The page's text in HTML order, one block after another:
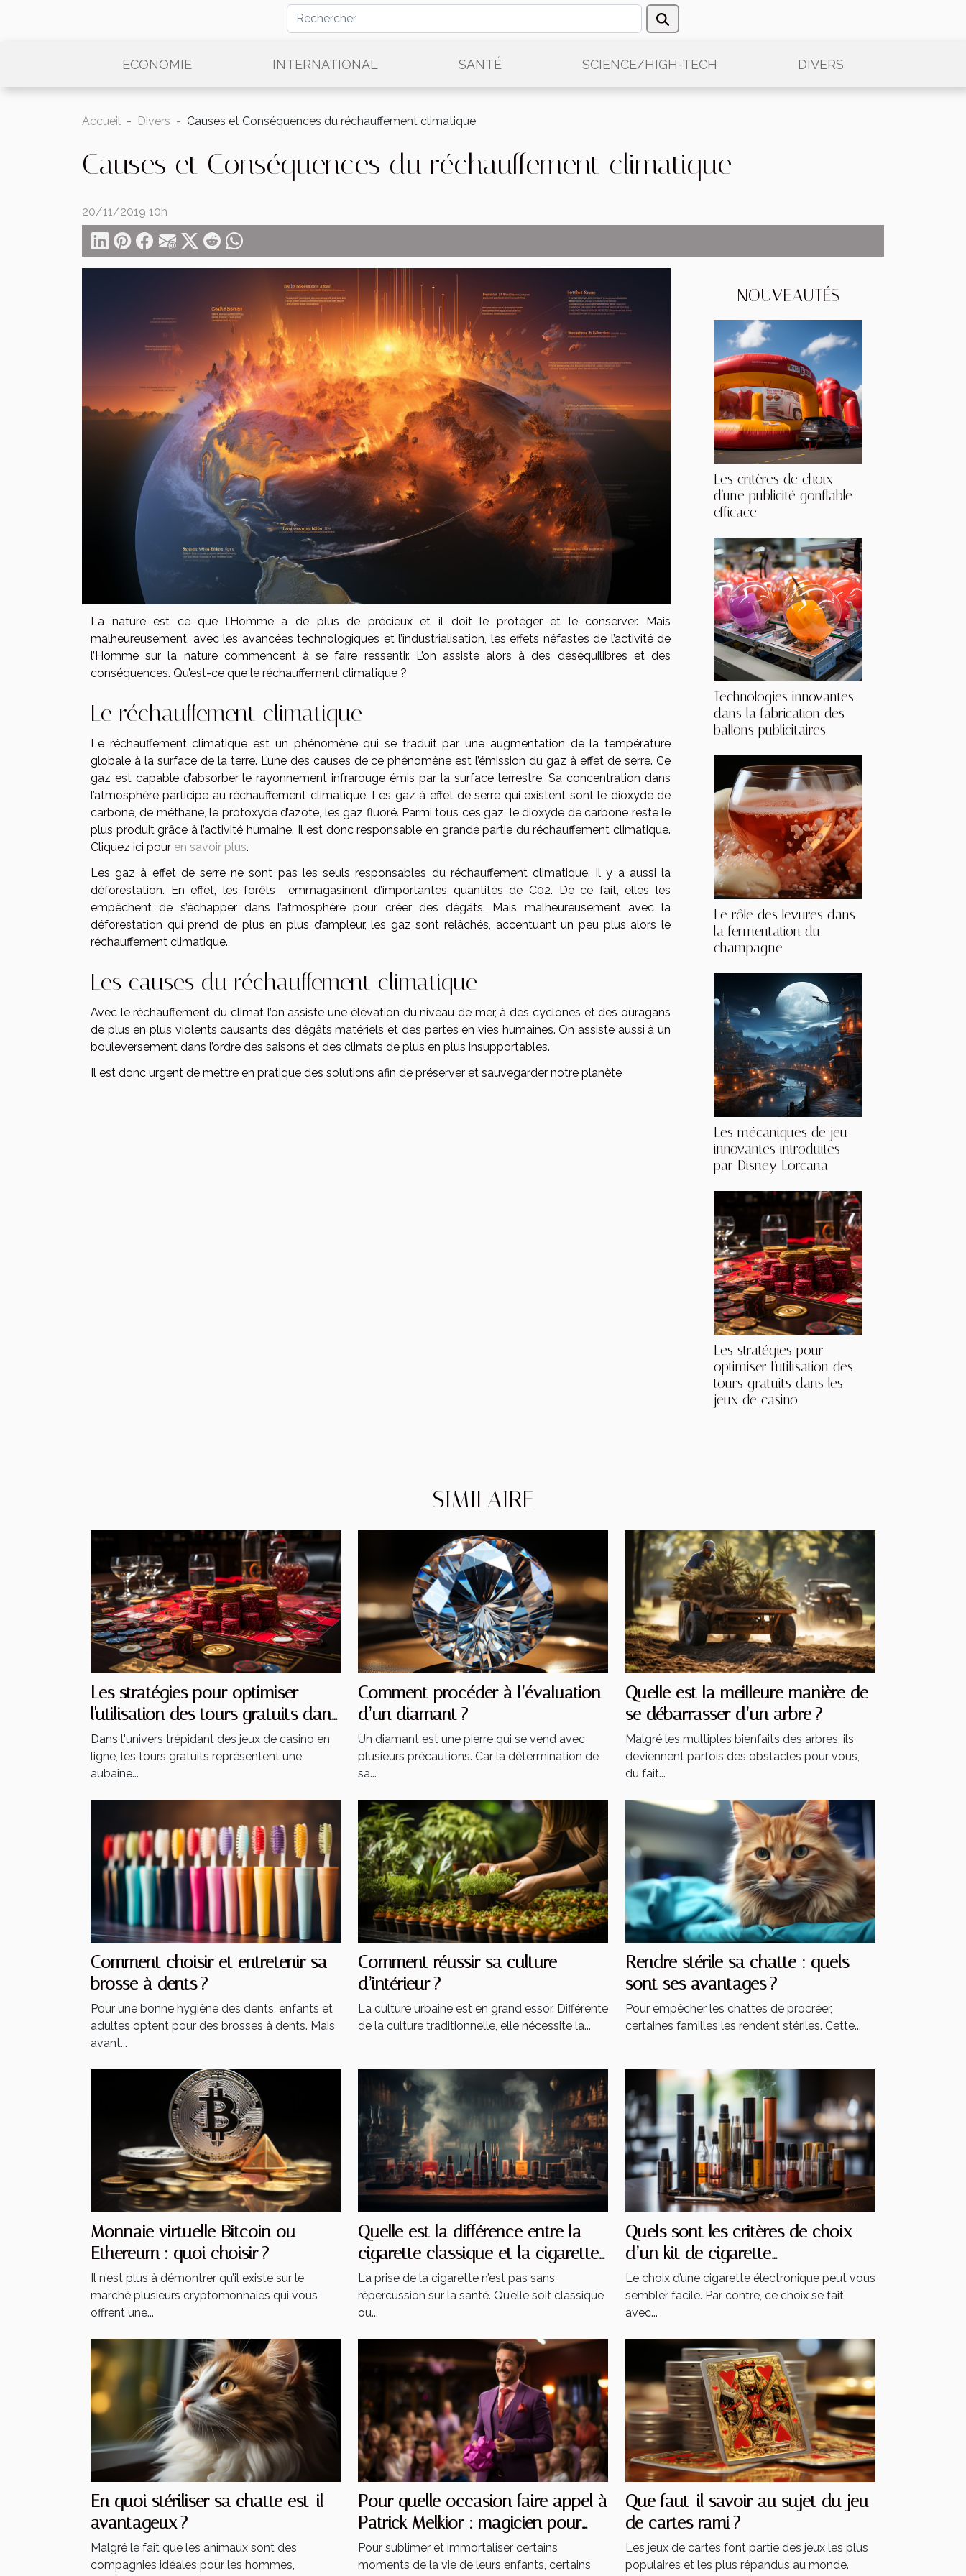
ECONOMIE INTERNATIONAL SANTÉ SCIENCE/HIGH-TECH DIVERS
Accueil Divers Causes et Conséquences du réchauffement climatique
Causes et Conséquences du réchauffement climatique
20/11/2019 10h
La nature est ce que l’Homme a de plus de précieux et il doit le protéger et le conserver. Mais
malheureusement, avec les avancées technologiques et l’industrialisation, les effets néfastes de l’activité de
l’Homme sur la nature commencent à se faire ressentir. L’on assiste alors à des déséquilibres et des
conséquences. Qu’est-ce que le réchauffement climatique ?
Le réchauffement climatique
Le réchauffement climatique est un phénomène qui se traduit par une augmentation de la température
globale à la surface de la terre. L’une des causes de ce phénomène est l’émission du gaz à effet de serre. Ce
gaz est capable d’absorber le rayonnement infrarouge émis par la surface terrestre. Sa concentration dans
l’atmosphère participe au réchauffement climatique. Les gaz à effet de serre qui existent sont le dioxyde de
carbone, de méthane, le protoxyde d’azote, les gaz fluoré. Parmi tous ces gaz, le dioxyde de carbone reste le
plus produit grâce à l’activité humaine. Il est donc responsable en grande partie du réchauffement climatique.
Cliquez ici pour en savoir plus.
Les gaz à effet de serre ne sont pas les seuls responsables du réchauffement climatique. Il y a aussi la
déforestation. En effet, les forêts emmagasinent d’importantes quantités de C02. De ce fait, elles les
empêchent de s’échapper dans l’atmosphère pour créer des dégâts. Mais malheureusement avec la
déforestation qui prend de plus en plus d’ampleur, les gaz sont relâchés, accentuant un peu plus alors le
réchauffement climatique.
Les causes du réchauffement climatique
Avec le réchauffement du climat l’on assiste une élévation du niveau de mer, à des cyclones et des ouragans
de plus en plus violents causants des dégâts matériels et des pertes en vies humaines. On assiste aussi à un
bouleversement dans l’ordre des saisons et des climats de plus en plus insupportables.
Il est donc urgent de mettre en pratique des solutions afin de préserver et sauvegarder notre planète
NOUVEAUTÉS
Les critères de choix
d'une publicité gonflable
efficace
Technologies innovantes
dans la fabrication des
ballons publicitaires
Le rôle des levures dans
la fermentation du
champagne
Les mécaniques de jeu
innovantes introduites
par Disney Lorcana
Les stratégies pour
optimiser l'utilisation des
tours gratuits dans les
jeux de casino
SIMILAIRE
Les stratégies pour optimiser
l'utilisation des tours gratuits dans
les jeux de casino
Dans l'univers trépidant des jeux de casino en
ligne, les tours gratuits représentent une
aubaine...
Comment procéder à l’évaluation
d’un diamant ?
Un diamant est une pierre qui se vend avec
plusieurs précautions. Car la détermination de
sa...
Quelle est la meilleure manière de
se débarrasser d’un arbre ?
Malgré les multiples bienfaits des arbres, ils
deviennent parfois des obstacles pour vous,
du fait...
Comment choisir et entretenir sa
brosse à dents ?
Pour une bonne hygiène des dents, enfants et
adultes optent pour des brosses à dents. Mais
avant...
Comment réussir sa culture
d’intérieur ?
La culture urbaine est en grand essor. Différente
de la culture traditionnelle, elle nécessite la...
Rendre stérile sa chatte : quels
sont ses avantages ?
Pour empêcher les chattes de procréer,
certaines familles les rendent stériles. Cette...
Monnaie virtuelle Bitcoin ou
Ethereum : quoi choisir ?
Il n’est plus à démontrer qu’il existe sur le
marché plusieurs cryptomonnaies qui vous
offrent une...
Quelle est la différence entre la
cigarette classique et la cigarette
électronique ?
La prise de la cigarette n’est pas sans
répercussion sur la santé. Qu’elle soit classique
ou...
Quels sont les critères de choix
d’un kit de cigarette
électronique ?
Le choix d’une cigarette électronique peut vous
sembler facile. Par contre, ce choix se fait
avec...
En quoi stériliser sa chatte est-il
avantageux ?
Malgré le fait que les animaux sont des
compagnies idéales pour les hommes,
Pour quelle occasion faire appel à
Patrick Melkior : magicien pour
enfants ?
Pour sublimer et immortaliser certains
moments de la vie de leurs enfants, certains
Que faut-il savoir au sujet du jeu
de cartes rami ?
Les jeux de cartes font partie des jeux les plus
populaires et les plus répandus au monde.